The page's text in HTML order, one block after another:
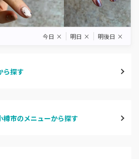
今日 × 明日 × 明後日 ×
ら探す
樽市のメニューから探す